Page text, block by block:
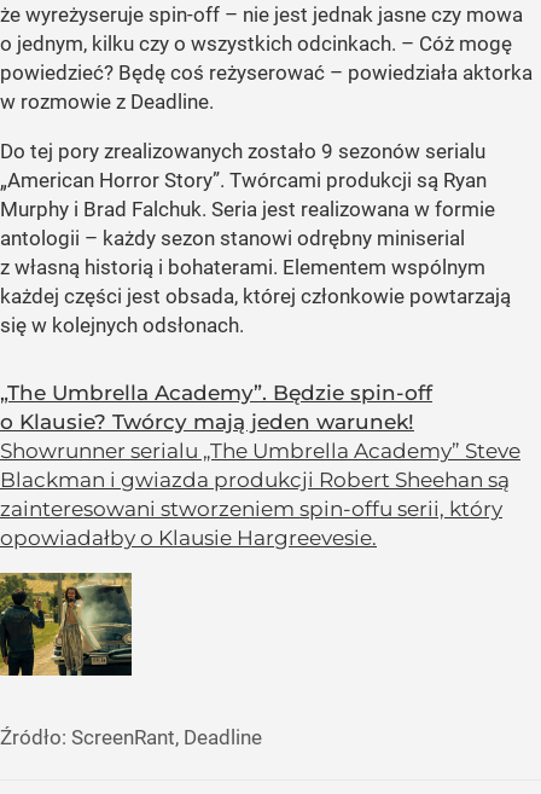
że wyreżyseruje spin-off – nie jest jednak jasne czy mowa
o jednym, kilku czy o wszystkich odcinkach. – Cóż mogę
powiedzieć? Będę coś reżyserować – powiedziała aktorka
w rozmowie z Deadline.
Do tej pory zrealizowanych zostało 9 sezonów serialu
„American Horror Story”. Twórcami produkcji są Ryan
Murphy i Brad Falchuk. Seria jest realizowana w formie
antologii – każdy sezon stanowi odrębny miniserial
z własną historią i bohaterami. Elementem wspólnym
każdej części jest obsada, której członkowie powtarzają
się w kolejnych odsłonach.
„The Umbrella Academy”. Będzie spin-off
o Klausie? Twórcy mają jeden warunek!
Showrunner serialu „The Umbrella Academy” Steve
Blackman i gwiazda produkcji Robert Sheehan są
zainteresowani stworzeniem spin-offu serii, który
opowiadałby o Klausie Hargreevesie.
Źródło: ScreenRant, Deadline